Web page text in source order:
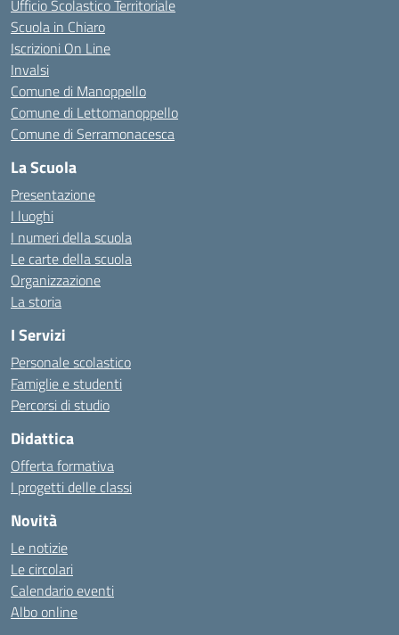
Ufficio Scolastico Territoriale
Scuola in Chiaro
Iscrizioni On Line
Invalsi
Comune di Manoppello
Comune di Lettomanoppello
Comune di Serramonacesca
La Scuola
Presentazione
I luoghi
I numeri della scuola
Le carte della scuola
Organizzazione
La storia
I Servizi
Personale scolastico
Famiglie e studenti
Percorsi di studio
Didattica
Offerta formativa
I progetti delle classi
Novità
Le notizie
Le circolari
Calendario eventi
Albo online